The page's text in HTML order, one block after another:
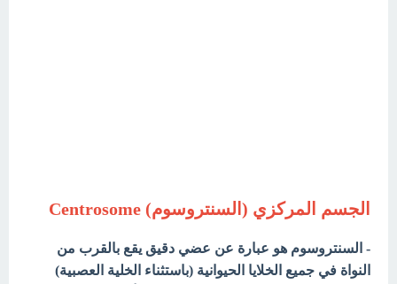
الجسم المركزي (السنتروسوم) Centrosome
- السنتروسوم هو عبارة عن عضي دقيق يقع بالقرب من
النواة في جميع الخلايا الحيوانية (باستثناء الخلية العصبية)